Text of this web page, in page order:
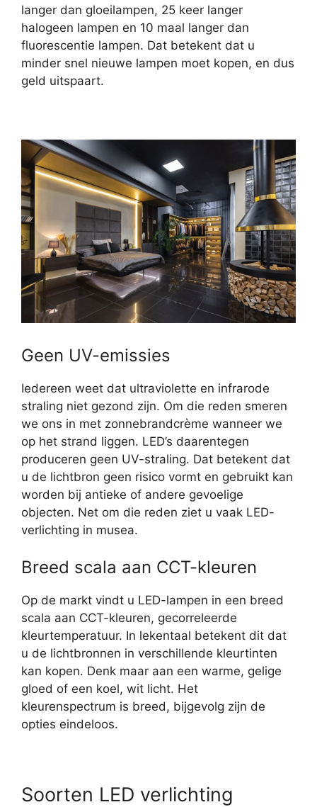
langer dan gloeilampen, 25 keer langer
halogeen lampen en 10 maal langer dan
fluorescentie lampen. Dat betekent dat u
minder snel nieuwe lampen moet kopen, en dus
geld uitspaart.
Geen UV-emissies
Iedereen weet dat ultraviolette en infrarode
straling niet gezond zijn. Om die reden smeren
we ons in met zonnebrandcrème wanneer we
op het strand liggen. LED’s daarentegen
produceren geen UV-straling. Dat betekent dat
u de lichtbron geen risico vormt en gebruikt kan
worden bij antieke of andere gevoelige
objecten. Net om die reden ziet u vaak LED-
verlichting in musea.
Breed scala aan CCT-kleuren
Op de markt vindt u LED-lampen in een breed
scala aan CCT-kleuren, gecorreleerde
kleurtemperatuur. In lekentaal betekent dit dat
u de lichtbronnen in verschillende kleurtinten
kan kopen. Denk maar aan een warme, gelige
gloed of een koel, wit licht. Het
kleurenspectrum is breed, bijgevolg zijn de
opties eindeloos.
Soorten LED verlichting